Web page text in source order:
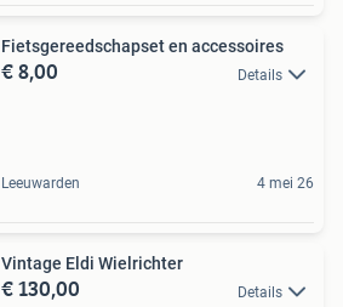
Fietsgereedschapset en accessoires
€ 8,00 Details
Leeuwarden 4 mei 26
Vintage Eldi Wielrichter
€ 130,00 Details